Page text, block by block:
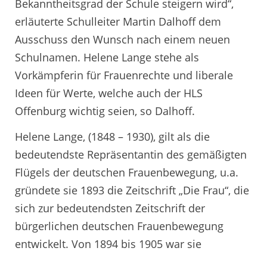
Bekanntheitsgrad der Schule steigern wird“,
erläuterte Schulleiter Martin Dalhoff dem
Ausschuss den Wunsch nach einem neuen
Schulnamen. Helene Lange stehe als
Vorkämpferin für Frauenrechte und liberale
Ideen für Werte, welche auch der HLS
Offenburg wichtig seien, so Dalhoff.
Helene Lange, (1848 – 1930), gilt als die
bedeutendste Repräsentantin des gemäßigten
Flügels der deutschen Frauenbewegung, u.a.
gründete sie 1893 die Zeitschrift „Die Frau“, die
sich zur bedeutendsten Zeitschrift der
bürgerlichen deutschen Frauenbewegung
entwickelt. Von 1894 bis 1905 war sie